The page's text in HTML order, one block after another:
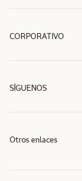
CORPORATIVO
SÍGUENOS
Otros enlaces